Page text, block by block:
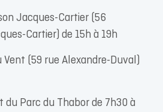
Jacques-Cartier (56
Cartier) de 15h à 19h
Vent (59 rue Alexandre-Duval)
du Parc du Thabor de 7h30 à